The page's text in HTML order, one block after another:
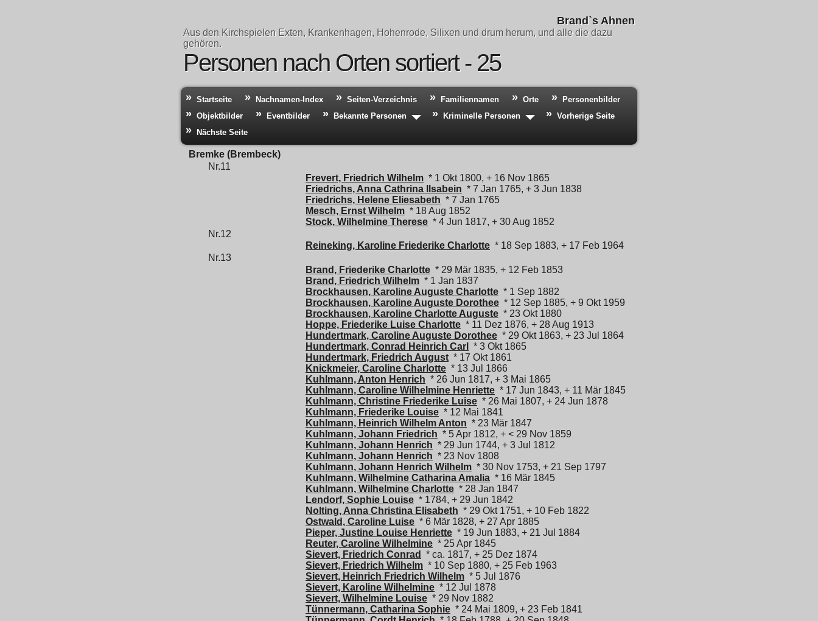
Brand`s Ahnen
Aus den Kirchspielen Exten, Krankenhagen, Hohenrode, Silixen und drum herum, und alle die dazu
gehören.
Personen nach Orten sortiert - 25
Startseite Nachnamen-Index Seiten-Verzeichnis Familiennamen Orte
Personenbilder
Objektbilder
Eventbilder Bekannte Personen Kriminelle Personen
Vorherige Seite
Nächste Seite
Bremke (Brembeck)
Nr.11
Frevert, Friedrich Wilhelm * 1 Okt 1800, + 16 Nov 1865
Friedrichs, Anna Cathrina Ilsabein * 7 Jan 1765, + 3 Jun 1838
Friedrichs, Helene Eliesabeth * 7 Jan 1765
Mesch, Ernst Wilhelm * 18 Aug 1852
Stock, Wilhelmine Therese * 4 Jun 1817, + 30 Aug 1852
Nr.12
Reineking, Karoline Friederike Charlotte * 18 Sep 1883, + 17 Feb 1964
Nr.13
Brand, Friederike Charlotte * 29 Mär 1835, + 12 Feb 1853
Brand, Friedrich Wilhelm * 1 Jan 1837
Brockhausen, Karoline Auguste Charlotte * 1 Sep 1882
Brockhausen, Karoline Auguste Dorothee * 12 Sep 1885, + 9 Okt 1959
Brockhausen, Karoline Charlotte Auguste * 23 Okt 1880
Hoppe, Friederike Luise Charlotte * 11 Dez 1876, + 28 Aug 1913
Hundertmark, Caroline Auguste Dorothee * 29 Okt 1863, + 23 Jul 1864
Hundertmark, Conrad Heinrich Carl
* 3 Okt 1865
Hundertmark, Friedrich August * 17 Okt 1861
Knickmeier, Caroline Charlotte * 13 Jul 1866
Kuhlmann, Anton Henrich * 26 Jun 1817, + 3 Mai 1865
Kuhlmann, Caroline Wilhelmine Henriette * 17 Jun 1843, + 11 Mär 1845
Kuhlmann, Christine Friederike Luise * 26 Mai 1807, + 24 Jun 1878
Kuhlmann, Friederike Louise * 12 Mai 1841
Kuhlmann, Heinrich Wilhelm Anton * 23 Mär 1847
Kuhlmann, Johann Friedrich * 5 Apr 1812, + < 29 Nov 1859
Kuhlmann, Johann Henrich * 29 Jun 1744, + 3 Jul 1812
Kuhlmann, Johann Henrich * 23 Nov 1808
Kuhlmann, Johann Henrich Wilhelm * 30 Nov 1753, + 21 Sep 1797
Kuhlmann, Wilhelmine Catharina Amalia * 16 Mär 1845
Kuhlmann, Wilhelmine Charlotte * 28 Jan 1847
Lendorf, Sophie Louise * 1784, + 29 Jun 1842
Nolting, Anna Christina Elisabeth * 29 Okt 1751, + 10 Feb 1822
Ostwald, Caroline Luise * 6 Mär 1828, + 27 Apr 1885
Pieper, Justine Louise Henriette * 19 Jun 1883, + 21 Jul 1884
Reuter, Caroline Wilhelmine * 25 Apr 1845
Sievert, Friedrich Conrad
* ca. 1817, + 25 Dez 1874
Sievert, Friedrich Wilhelm * 10 Sep 1880, + 25 Feb 1963
Sievert, Heinrich Friedrich Wilhelm * 5 Jul 1876
Sievert, Karoline Wilhelmine * 12 Jul 1878
Sievert, Wilhelmine Louise * 29 Nov 1882
Tünnermann, Catharina Sophie * 24 Mai 1809, + 23 Feb 1841